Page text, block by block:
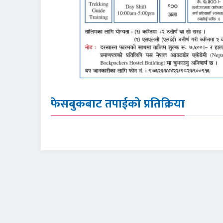
फेसबुकबाट तपाईको प्रतिक्रिया